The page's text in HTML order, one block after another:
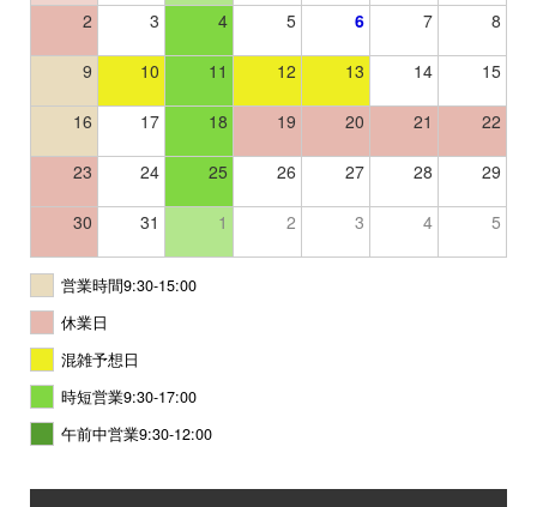
2 3 4 5 6 7 8
9 10 11 12 13 14 15
16 17 18 19 20 21 22
23 24 25 26 27 28 29
30 31 1 2 3 4 5
営業時間9:30-15:00
休業日
混雑予想日
時短営業9:30-17:00
午前中営業9:30-12:00